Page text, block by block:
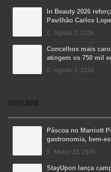
In Beauty 2026
Pavilhão Carlos
Agosto 3, 2026
Concelhos mais
atingem os 750 mil
Agosto 3, 2026
HOTELARIA
Páscoa no Marriott
gastronomia, bem-
Março 23, 2026
StayUpon lança